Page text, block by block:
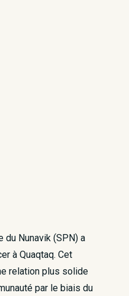
du Nunavik (SPN) a
à Quaqtaq. Cet
relation plus solide
par le biais du